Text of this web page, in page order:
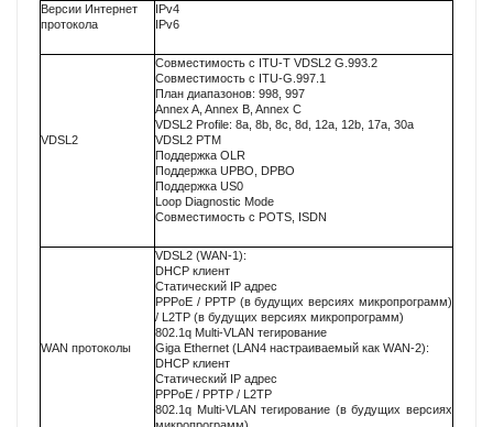
Версии Интернет
протокола
IPv4
IPv6
VDSL2
Совместимость с ITU-T VDSL2 G.993.2
Совместимость с ITU-G.997.1
План диапазонов: 998, 997
Annex A, Annex B, Annex C
VDSL2 Profile: 8a, 8b, 8c, 8d, 12a, 12b, 17a, 30a
VDSL2 PTM
Поддержка OLR
Поддержка UPBO, DPBO
Поддержка US0
Loop Diagnostic Mode
Совместимость с POTS, ISDN
WAN протоколы
VDSL2 (WAN-1):
DHCP клиент
Статический IP адрес
PPPoE / PPTP (в будущих версиях микропрограмм)
/ L2TP (в будущих версиях микропрограмм)
802.1q Multi-VLAN тегирование
Giga Ethernet (LAN4 настраиваемый как WAN-2):
DHCP клиент
Статический IP адрес
PPPoE / PPTP / L2TP
802.1q Multi-VLAN тегирование (в будущих версиях